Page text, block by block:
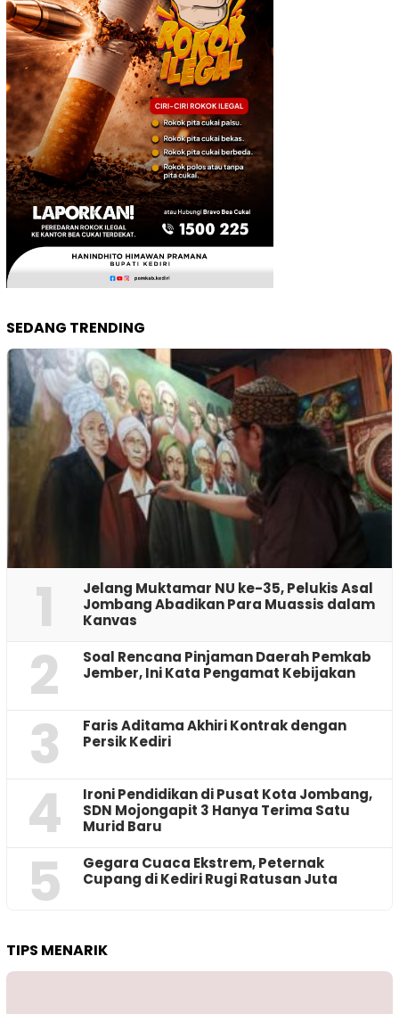
SEDANG TRENDING
1
Jelang Muktamar NU ke-35, Pelukis Asal
Jombang Abadikan Para Muassis dalam
Kanvas
2
‎Soal Rencana Pinjaman Daerah Pemkab
Jember, Ini Kata Pengamat Kebijakan ‎
3
Faris Aditama Akhiri Kontrak dengan
Persik Kediri
4
Ironi Pendidikan di Pusat Kota Jombang,
SDN Mojongapit 3 Hanya Terima Satu
Murid Baru
5
‎Gegara Cuaca Ekstrem, Peternak
Cupang di Kediri Rugi Ratusan Juta
TIPS MENARIK